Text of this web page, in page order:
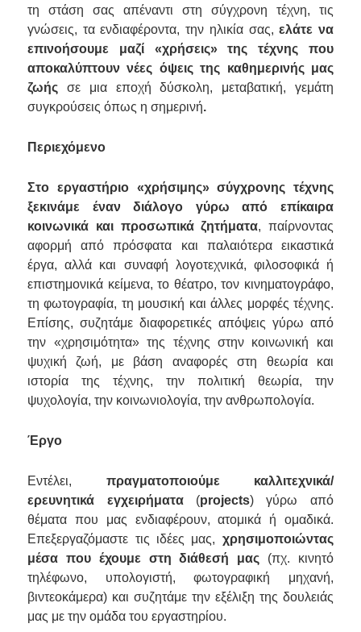
τη στάση σας απέναντι στη σύγχρονη τέχνη, τις
γνώσεις, τα ενδιαφέροντα, την ηλικία σας,ελάτε να
επινοήσουμε μαζί «χρήσεις» της τέχνης που
αποκαλύπτουν νέες όψεις της καθημερινής μας
ζωής σε μια εποχή δύσκολη, μεταβατική, γεμάτη
συγκρούσεις όπως η σημερινή.
Περιεχόμενο
Στο εργαστήριο «χρήσιμης» σύγχρονης τέχνης
ξεκινάμε έναν διάλογο
γύρω από επίκαιρα
κοινωνικά και προσωπικά ζητήματα, παίρνοντας
αφορμή από πρόσφατα και παλαιότερα εικαστικά
έργα, αλλά και συναφή λογοτεχνικά, φιλοσοφικά ή
επιστημονικά κείμενα, το θέατρο, τον κινηματογράφο,
τη φωτογραφία, τη μουσική και άλλες μορφές τέχνης.
Επίσης, συζητάμε διαφορετικές απόψεις γύρω από
την «χρησιμότητα» της τέχνης στην κοινωνική και
ψυχική ζωή, με βάση αναφορές στη θεωρία και
ιστορία της τέχνης, την πολιτική θεωρία, την
ψυχολογία, την κοινωνιολογία, την ανθρωπολογία.
Έργο
Εντέλει, πραγματοποιούμε καλλιτεχνικά/
ερευνητικά εγχειρήματα (projects)
γύρω από
θέματα που μας ενδιαφέρουν, ατομικά ή ομαδικά.
Επεξεργαζόμαστε τις ιδέες μας, χρησιμοποιώντας
μέσα που έχουμε στη διάθεσή μας (πχ. κινητό
τηλέφωνο, υπολογιστή, φωτογραφική μηχανή,
βιντεοκάμερα) και συζητάμε την εξέλιξη της δουλειάς
μας με την ομάδα του εργαστηρίου.